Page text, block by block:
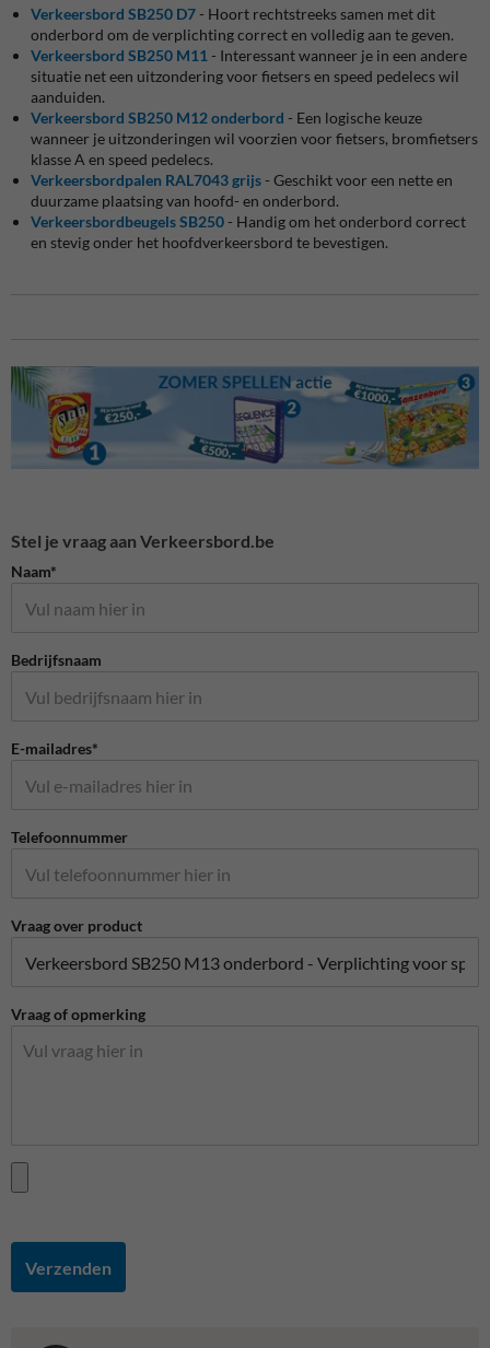
Verkeersbord SB250 D7- Hoort rechtstreeks samen met dit
onderbord om de verplichting correct en volledig aan te geven.
Verkeersbord SB250 M11 - Interessant wanneer je in een andere
situatie net een uitzondering voor fietsers en speed pedelecs wil
aanduiden.
Verkeersbord SB250 M12 onderbord - Een logische keuze
wanneer je uitzonderingen wil voorzien voor fietsers, bromfietsers
klasse A en speed pedelecs.
Verkeersbordpalen RAL7043 grijs- Geschikt voor een nette en
duurzame plaatsing van hoofd- en onderbord.
Verkeersbordbeugels SB250- Handig om het onderbord correct
en stevig onder het hoofdverkeersbord te bevestigen.
Stel je vraag aan Verkeersbord.be
Naam*
Bedrijfsnaam
E-mailadres*
Telefoonnummer
Vraag over product
Vraag of opmerking
Verzenden